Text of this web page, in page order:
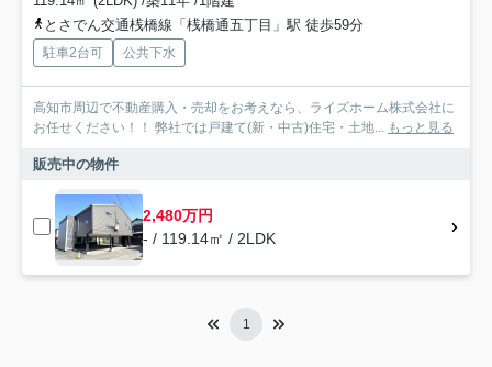
とさでん交通桟橋線「桟橋通五丁目」駅 徒歩59分
駐車2台可 公共下水
高知市周辺で不動産購入・売却をお考えなら、ライズホーム株式会社に
お任せください！！ 弊社では戸建て(新・中古)住宅・土地... もっと見る
販売中の物件
2,480万円
- / 119.14㎡ / 2LDK
1